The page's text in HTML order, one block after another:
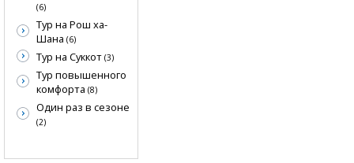
(6)
Тур на Рош ха-
Шана (6)
Тур на Суккот (3)
Тур повышенного
комфорта (8)
Один раз в сезоне
(2)